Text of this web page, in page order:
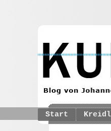
Start